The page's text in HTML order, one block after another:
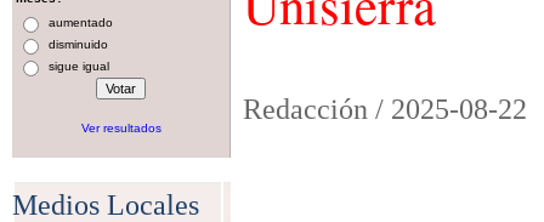
aumentado
disminuido
sigue igual
Ver resultados
Medios Locales
Redacción / 2025-08-22